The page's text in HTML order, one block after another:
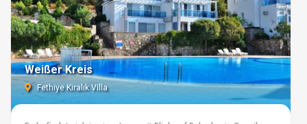
Weißer Kreis
Fethiye Kiralık Villa